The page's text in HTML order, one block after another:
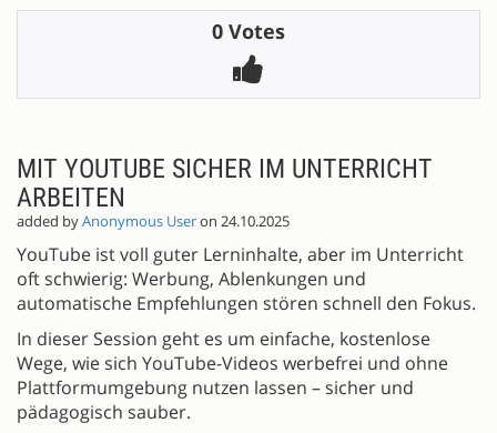
0 Votes
MIT YOUTUBE SICHER IM UNTERRICHT
ARBEITEN
added byAnonymous Useron 24.10.2025
YouTube ist voll guter Lerninhalte, aber im Unterricht
oft schwierig: Werbung, Ablenkungen und
automatische Empfehlungen stören schnell den Fokus.
In dieser Session geht es um einfache, kostenlose
Wege, wie sich YouTube-Videos werbefrei und ohne
Plattformumgebung nutzen lassen – sicher und
pädagogisch sauber.